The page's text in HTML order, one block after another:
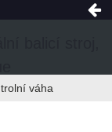
váha